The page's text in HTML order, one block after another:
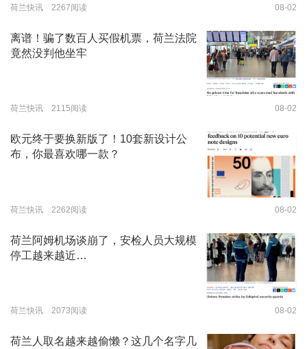
荷兰快讯 2267阅读 08-02
离谱！骗了数百人买假机票，荷兰法院
竟然没判他坐牢
荷兰快讯 2115阅读 08-02
欧元终于要换新版了！10套新设计公
布，你最喜欢哪一款？
荷兰快讯 2262阅读 08-02
荷兰阿姆机场谈崩了，安检人员大规模
停工越来越近…
荷兰快讯 2073阅读 08-02
荷兰人取名越来越偷懒？这几个名字几